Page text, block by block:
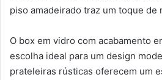
piso amadeirado traz um toque de
O box em vidro com acabamento
escolha ideal para um design
prateleiras rústicas oferecem um